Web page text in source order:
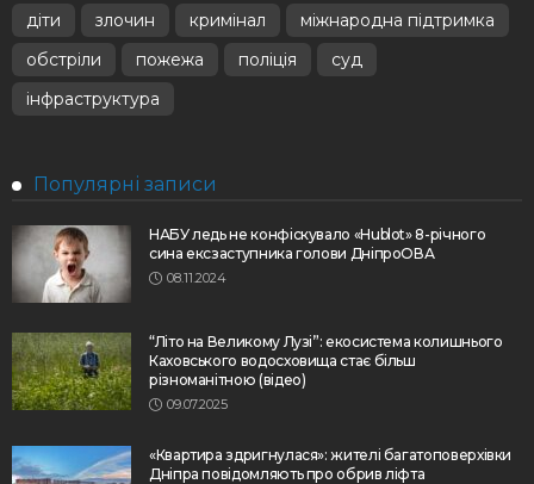
діти
злочин кримінал
міжнародна підтримка
обстріли
пожежа поліція
суд
інфраструктура
Популярні записи
НАБУ ледь не конфіскувало «Hublot» 8-річного
сина ексзаступника голови ДніпроОВА
08.11.2024
“Літо на Великому Лузі”: екосистема колишнього
Каховського водосховища стає більш
різноманітною (відео)
09.07.2025
«Квартира здригнулася»: жителі багатоповерхівки
Дніпра повідомляють про обрив ліфта